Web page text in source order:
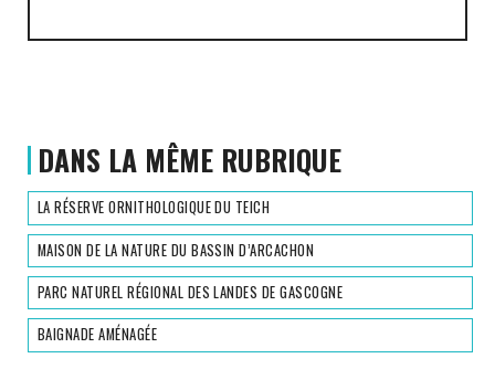
DANS LA MÊME RUBRIQUE
LA RÉSERVE ORNITHOLOGIQUE DU TEICH
MAISON DE LA NATURE DU BASSIN D’ARCACHON
PARC NATUREL RÉGIONAL DES LANDES DE GASCOGNE
BAIGNADE AMÉNAGÉE